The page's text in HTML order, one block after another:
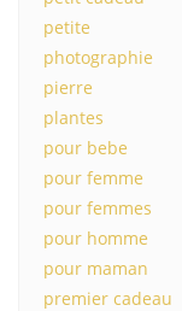
petite
photographie
pierre
plantes
pour bebe
pour femme
pour femmes
pour homme
pour maman
premier cadeau